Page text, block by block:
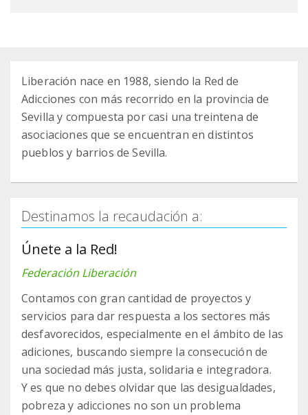
Liberación nace en 1988, siendo la Red de
Adicciones con más recorrido en la provincia de
Sevilla y compuesta por casi una treintena de
asociaciones que se encuentran en distintos
pueblos y barrios de Sevilla.
Destinamos la recaudación a:
Únete a la Red!
Federación Liberación
Contamos con gran cantidad de proyectos y
servicios para dar respuesta a los sectores más
desfavorecidos, especialmente en el ámbito de las
adiciones, buscando siempre la consecución de
una sociedad más justa, solidaria e integradora.
Y es que no debes olvidar que las desigualdades,
pobreza y adicciones no son un problema